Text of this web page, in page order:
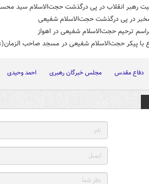
رهبر انقلاب در پی درگذشت حجت‌الاسلام سید
در پی درگذشت حجت‌الاسلام شفیعی
ترحیم حجت‌الاسلام شفیعی در اهواز
با پیکر حجت‌الاسلام شفیعی در مسجد صاحب
دفاع مقدس مجلس خبرگان رهبری احمد وحیدی